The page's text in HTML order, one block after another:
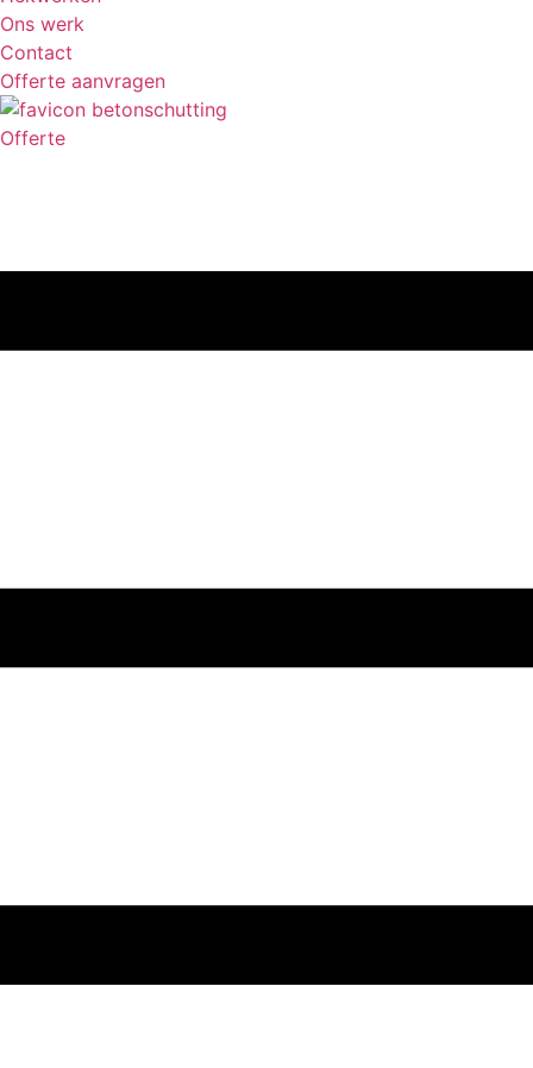
Ons werk
Contact
Offerte aanvragen
Offerte